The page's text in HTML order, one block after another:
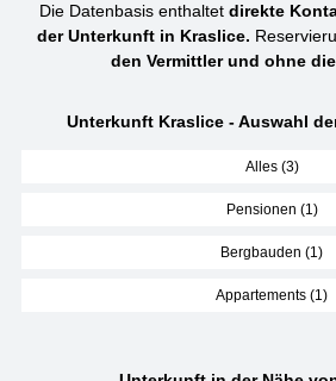
Die Datenbasis enthaltet direkte
der Unterkunft in Kraslice.
den Vermittler und ohne
Unterkunft Kraslice - Auswahl
Alles (3)
Pensionen (1)
Bergbauden (1)
Appartements (1)